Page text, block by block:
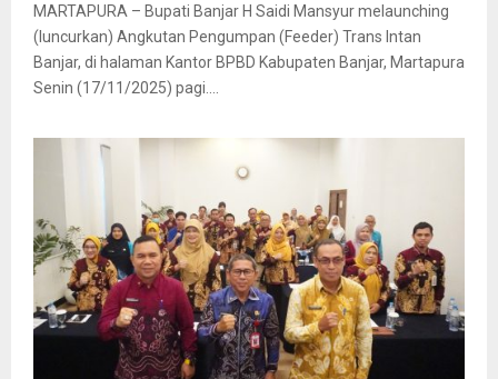
MARTAPURA – Bupati Banjar H Saidi Mansyur melaunching
(luncurkan) Angkutan Pengumpan (Feeder) Trans Intan
Banjar, di halaman Kantor BPBD Kabupaten Banjar, Martapura
Senin (17/11/2025) pagi....